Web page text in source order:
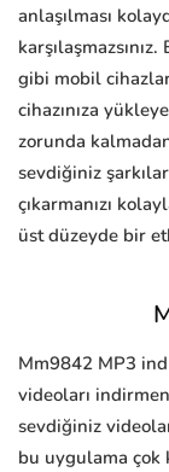
anlaşılması
gibi mobil
cihazınıza
zorunda
sevdiğiniz
çıkarmanızı
üst düzeyde bir
Mm9842 MP3
videoları
sevdiğiniz
bu uygulama çok